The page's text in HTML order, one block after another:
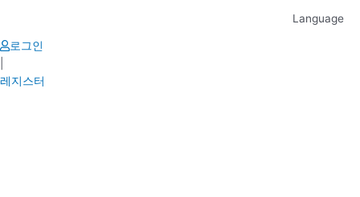
content
Language
로그인
레지스터